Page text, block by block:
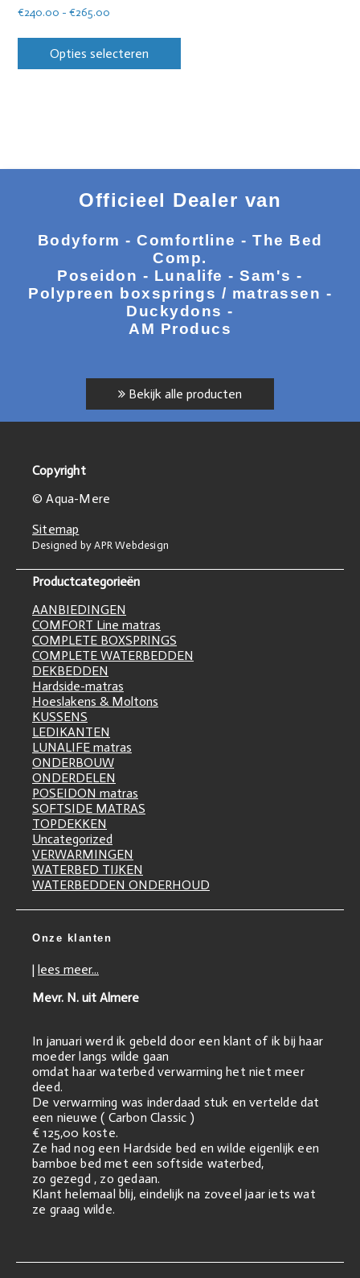
€240.00 - €265.00
Opties selecteren
Officieel Dealer van
Bodyform - Comfortline - The Bed
Comp.
Poseidon - Lunalife - Sam's -
Polypreen boxsprings / matrassen -
Duckydons -
AM Producs
Bekijk alle producten
Copyright
© Aqua-Mere
Sitemap
Designed by APR Webdesign
Productcategorieën
AANBIEDINGEN
COMFORT Line matras
COMPLETE BOXSPRINGS
COMPLETE WATERBEDDEN
DEKBEDDEN
Hardside-matras
Hoeslakens & Moltons
KUSSENS
LEDIKANTEN
LUNALIFE matras
ONDERBOUW
ONDERDELEN
POSEIDON matras
SOFTSIDE MATRAS
TOPDEKKEN
Uncategorized
VERWARMINGEN
WATERBED TIJKEN
WATERBEDDEN ONDERHOUD
Onze klanten
| lees meer...
Mevr. N. uit Almere
In januari werd ik gebeld door een klant of ik bij haar
moeder langs wilde gaan
omdat haar waterbed verwarming het niet meer
deed.
De verwarming was inderdaad stuk en vertelde dat
een nieuwe ( Carbon Classic )
€ 125,00 koste.
Ze had nog een Hardside bed en wilde eigenlijk een
bamboe bed met een softside waterbed,
zo gezegd , zo gedaan.
Klant helemaal blij, eindelijk na zoveel jaar iets wat
ze graag wilde.